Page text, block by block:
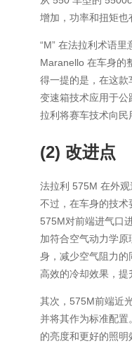
增加，功率和扭矩也
“M” 在法拉利术语里
Maranello 在车身的
得一提的是，在这
变速箱技术应用于
拉利将赛车技术向民
(2) 改进点
法拉利 575M 在外观
不过，在车身的技术
575M对前端进气口
加符合空气动力学
身，减少空气阻力的
高效的冷却效果，提
其次，575M前端近
并将其作为标准配
的亮度和更好的照